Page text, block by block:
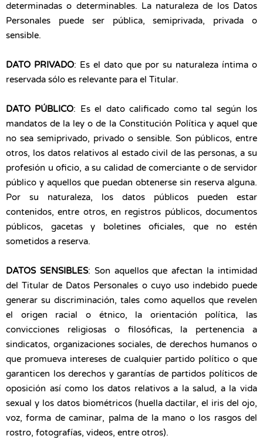
determinadas o determinables. La naturaleza de los Datos
Personales puede ser pública, semiprivada, privada o
sensible.
DATO PRIVADO: Es el dato que por su naturaleza íntima o
reservada sólo es relevante para el Titular.
DATO PÚBLICO: Es el dato calificado como tal según los
mandatos de la ley o de la Constitución Política y aquel que
no sea semiprivado, privado o sensible. Son públicos, entre
otros, los datos relativos al estado civil de las personas, a su
profesión u oficio, a su calidad de comerciante o de servidor
público y aquellos que puedan obtenerse sin reserva alguna.
Por su naturaleza, los datos públicos pueden estar
contenidos, entre otros, en registros públicos, documentos
públicos, gacetas y boletines oficiales, que no estén
sometidos a reserva.
DATOS SENSIBLES: Son aquellos que afectan la intimidad
del Titular de Datos Personales o cuyo uso indebido puede
generar su discriminación, tales como aquellos que revelen
el origen racial o étnico, la orientación política, las
convicciones religiosas o filosóficas, la pertenencia a
sindicatos, organizaciones sociales, de derechos humanos o
que promueva intereses de cualquier partido político o que
garanticen los derechos y garantías de partidos políticos de
oposición así como los datos relativos a la salud, a la vida
sexual y los datos biométricos (huella dactilar, el iris del ojo,
voz, forma de caminar, palma de la mano o los rasgos del
rostro, fotografías, videos, entre otros).